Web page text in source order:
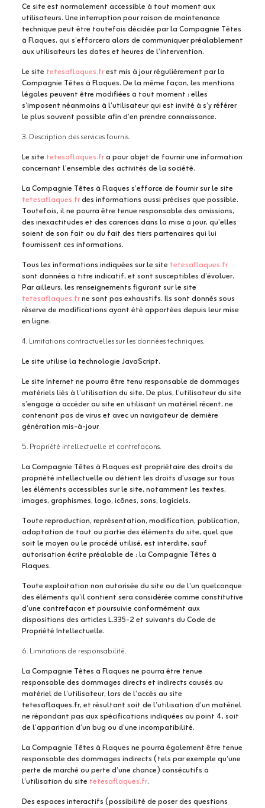
Ce site est normalement accessible à tout moment aux
utilisateurs. Une interruption pour raison de maintenance
technique peut être toutefois décidée par la Compagnie Têtes
à Flaques, qui s’efforcera alors de communiquer préalablement
aux utilisateurs les dates et heures de l’intervention.
Le site tetesaflaques.frest mis à jour régulièrement par la
Compagnie Têtes à Flaques. De la même façon, les mentions
légales peuvent être modifiées à tout moment : elles
s’imposent néanmoins à l’utilisateur qui est invité à s’y référer
le plus souvent possible afin d’en prendre connaissance.
3. Description des services fournis.
Le site tetesaflaques.fra pour objet de fournir une information
concernant l’ensemble des activités de la société.
La Compagnie Têtes à Flaques s’efforce de fournir sur le site
tetesaflaques.frdes informations aussi précises que possible.
Toutefois, il ne pourra être tenue responsable des omissions,
des inexactitudes et des carences dans la mise à jour, qu’elles
soient de son fait ou du fait des tiers partenaires qui lui
fournissent ces informations.
Tous les informations indiquées sur le site tetesaflaques.fr
sont données à titre indicatif, et sont susceptibles d’évoluer.
Par ailleurs, les renseignements figurant sur le site
tetesaflaques.frne sont pas exhaustifs. Ils sont donnés sous
réserve de modifications ayant été apportées depuis leur mise
en ligne.
4. Limitations contractuelles sur les données techniques.
Le site utilise la technologie JavaScript.
Le site Internet ne pourra être tenu responsable de dommages
matériels liés à l’utilisation du site. De plus, l’utilisateur du site
s’engage à accéder au site en utilisant un matériel récent, ne
contenant pas de virus et avec un navigateur de dernière
génération mis-à-jour
5. Propriété intellectuelle et contrefaçons.
La Compagnie Têtes à Flaques est propriétaire des droits de
propriété intellectuelle ou détient les droits d’usage sur tous
les éléments accessibles sur le site, notamment les textes,
images, graphismes, logo, icônes, sons, logiciels.
Toute reproduction, représentation, modification, publication,
adaptation de tout ou partie des éléments du site, quel que
soit le moyen ou le procédé utilisé, est interdite, sauf
autorisation écrite préalable de : la Compagnie Têtes à
Flaques.
Toute exploitation non autorisée du site ou de l’un quelconque
des éléments qu’il contient sera considérée comme constitutive
d’une contrefaçon et poursuivie conformément aux
dispositions des articles L.335-2 et suivants du Code de
Propriété Intellectuelle.
6. Limitations de responsabilité.
La Compagnie Têtes à Flaques ne pourra être tenue
responsable des dommages directs et indirects causés au
matériel de l’utilisateur, lors de l’accès au site
tetesaflaques.fr, et résultant soit de l’utilisation d’un matériel
ne répondant pas aux spécifications indiquées au point 4, soit
de l’apparition d’un bug ou d’une incompatibilité.
La Compagnie Têtes à Flaques ne pourra également être tenue
responsable des dommages indirects (tels par exemple qu’une
perte de marché ou perte d’une chance) consécutifs à
l’utilisation du site tetesaflaques.fr.
Des espaces interactifs (possibilité de poser des questions